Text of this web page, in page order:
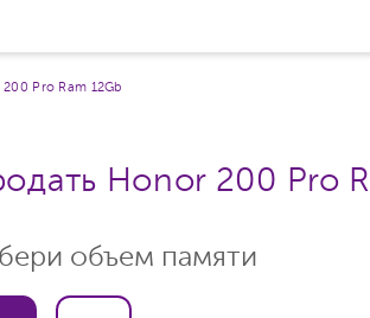
200 Pro Ram 12Gb
Honor 200 Pro
объем памяти